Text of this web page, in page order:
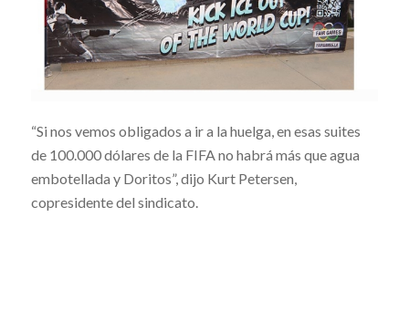
“Si nos vemos obligados a ir a la huelga, en esas suites
de 100.000 dólares de la FIFA no habrá más que agua
embotellada y Doritos”, dijo Kurt Petersen,
copresidente del sindicato.